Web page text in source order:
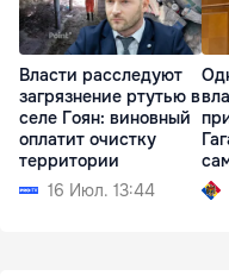
Власти расследуют
загрязнение ртутью в
селе Гоян: виновный
оплатит очистку
территории
16 Июл. 13:44